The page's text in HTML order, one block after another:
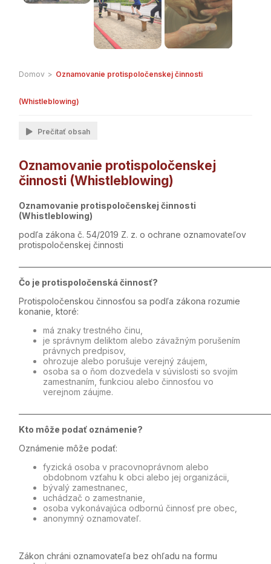
Domov > Oznamovanie protispoločenskej činnosti
(Whistleblowing)
Prečítať obsah
Oznamovanie protispoločenskej
činnosti (Whistleblowing)
Oznamovanie protispoločenskej činnosti
(Whistleblowing)
podľa zákona č. 54/2019 Z. z. o ochrane oznamovateľov
protispoločenskej činnosti
Čo je protispoločenská činnosť?
Protispoločenskou činnosťou sa podľa zákona rozumie
konanie, ktoré:
má znaky trestného činu,
je správnym deliktom alebo závažným porušením
právnych predpisov,
ohrozuje alebo porušuje verejný záujem,
osoba sa o ňom dozvedela v súvislosti so svojím
zamestnaním, funkciou alebo činnosťou vo
verejnom záujme.
Kto môže podať oznámenie?
Oznámenie môže podať:
fyzická osoba v pracovnoprávnom alebo
obdobnom vzťahu k obci alebo jej organizácii,
bývalý zamestnanec,
uchádzač o zamestnanie,
osoba vykonávajúca odbornú činnosť pre obec,
anonymný oznamovateľ.
Zákon chráni oznamovateľa bez ohľadu na formu